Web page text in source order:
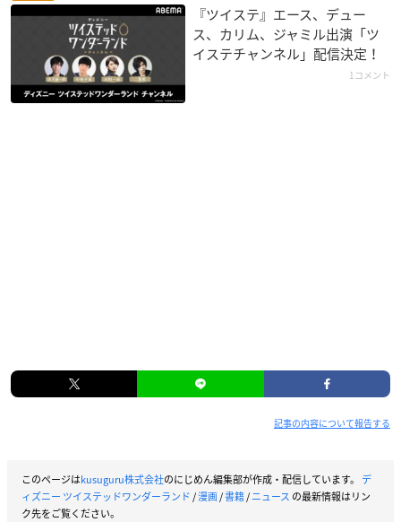
『ツイステ』エース、デュー
ス、カリム、ジャミル出演「ツ
イステチャンネル」配信決定！
1コメント
記事の内容について報告する
このページはkusuguru株式会社のにじめん編集部が作成・配信しています。 デ
ィズニー ツイステッドワンダーランド/漫画/書籍/ニュース の最新情報はリン
ク先をご覧ください。